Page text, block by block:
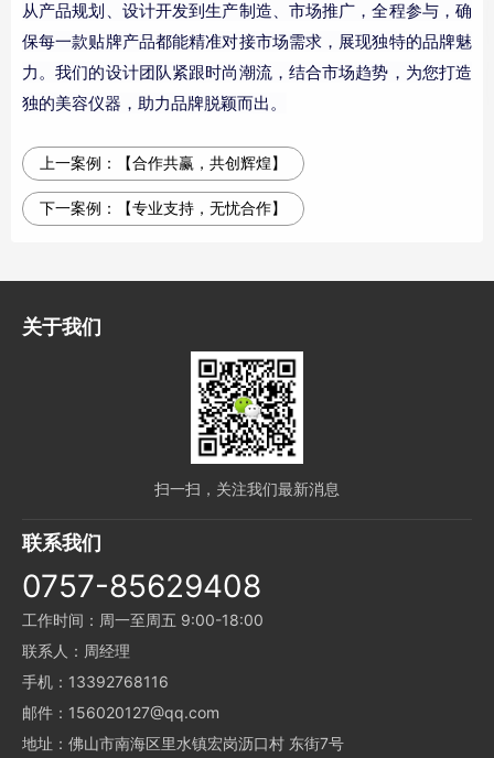
从产品规划、设计开发到生产制造、市场推广，全程参与，确
保每一款贴牌产品都能精准对接市场需求，展现独特的品牌魅
力。我们的设计团队紧跟时尚潮流，结合市场趋势，为您打造
独的美容仪器，助力品牌脱颖而出。
上一案例： 【合作共赢，共创辉煌】
下一案例： 【专业支持，无忧合作】
关于我们
扫一扫，关注我们最新消息
联系我们
0757-85629408
工作时间：周一至周五 9:00-18:00
联系人：周经理
手机：13392768116
邮件：156020127@qq.com
地址：佛山市南海区里水镇宏岗沥口村 东街7号